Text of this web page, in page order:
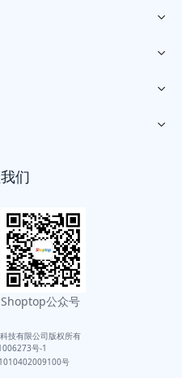




们
Shoptop公众号
技有限公司版权所有
号-1
号